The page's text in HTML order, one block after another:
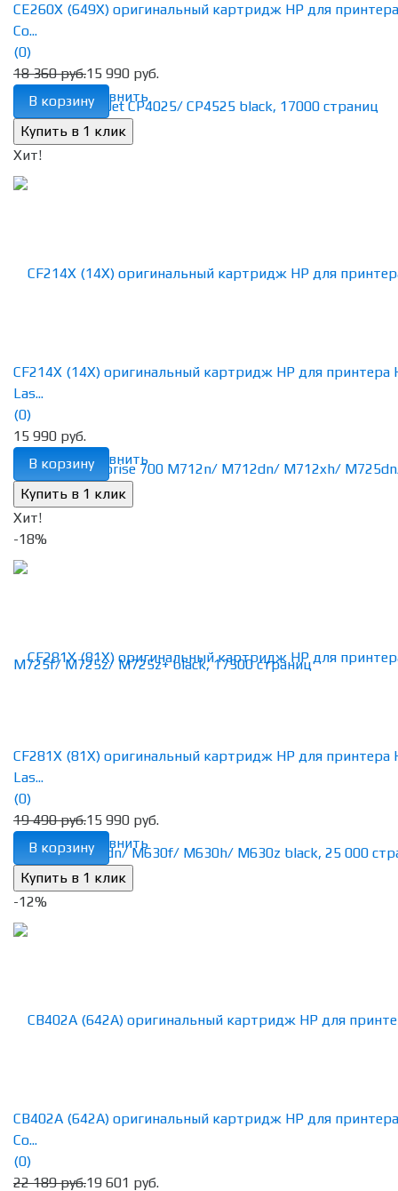
избранное сравнить
CE260X (649X) оригинальный картридж HP для
Co...
(0)
18 360 руб.15 990 руб.
В корзину
Хит!
избранное сравнить
CF214X (14X) оригинальный картридж HP для принтера
Las...
(0)
15 990 руб.
В корзину
Хит!
-18%
избранное сравнить
CF281X (81X) оригинальный картридж HP для принтера
Las...
(0)
19 490 руб.15 990 руб.
В корзину
-12%
CB402A (642A) оригинальный картридж HP для
Co...
(0)
22 189 руб.19 601 руб.